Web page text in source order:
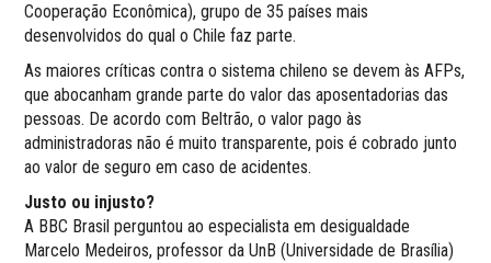
Cooperação Econômica), grupo de 35 países mais
desenvolvidos do qual o Chile faz parte.
As maiores críticas contra o sistema chileno se devem às AFPs,
que abocanham grande parte do valor das aposentadorias das
pessoas. De acordo com Beltrão, o valor pago às
administradoras não é muito transparente, pois é cobrado junto
ao valor de seguro em caso de acidentes.
Justo ou injusto?
A BBC Brasil perguntou ao especialista em desigualdade
Marcelo Medeiros, professor da UnB (Universidade de Brasília)